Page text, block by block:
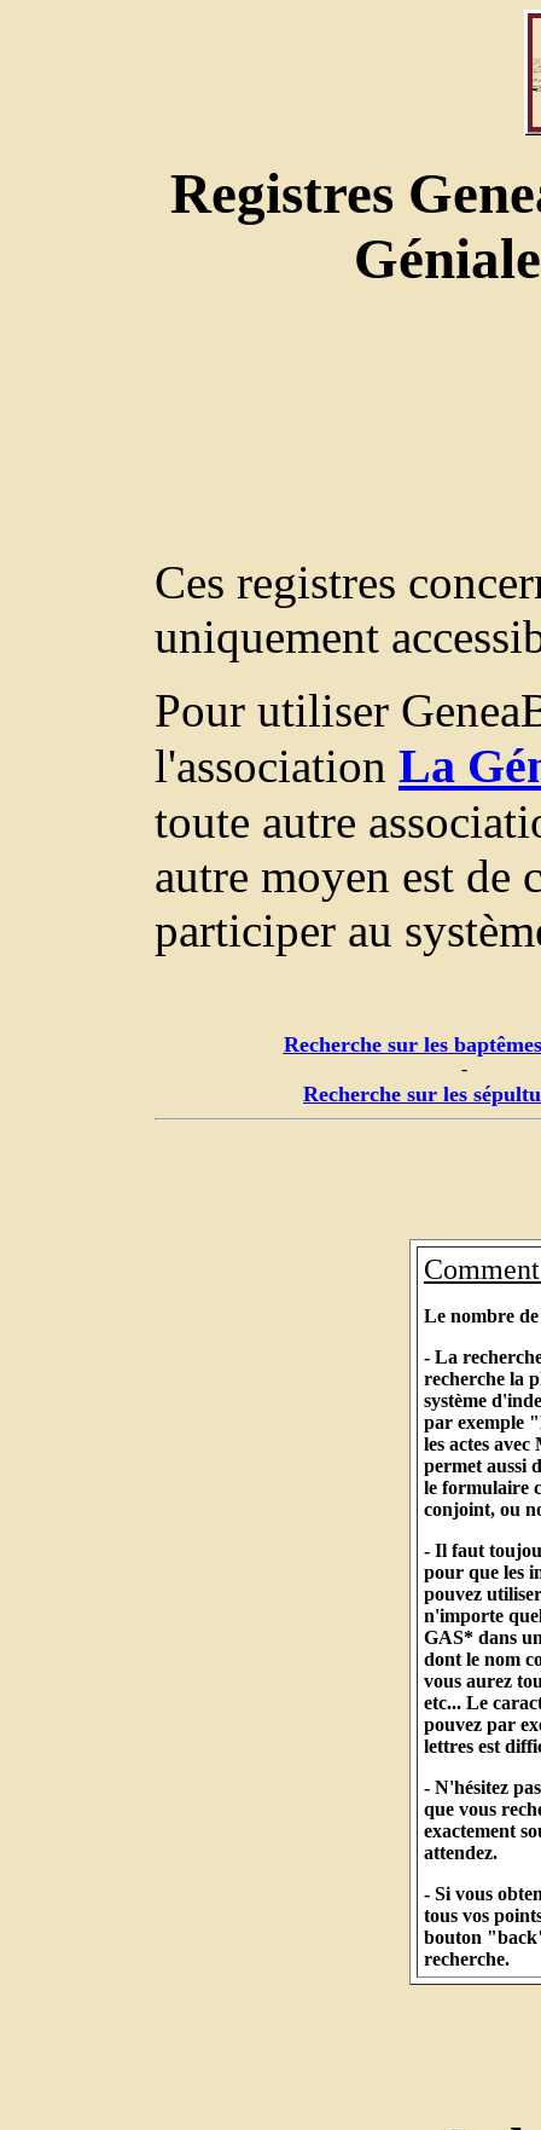
Registres
Ces registres
uniquement
Pour utiliser
l'association La
toute autre
autre moyen est de
participer au
Recherche sur les
-
Recherche sur les
Le nombre de
- La
recherche la
système
par exemple
les actes
permet aussi
le formulaire
conjoint, ou
- Il faut
pour que les
pouvez
n'importe
GAS* dans
dont le nom
vous aurez
etc... Le
pouvez par
lettres est
- N'hésitez
que vous
exactement
attendez.
- Si vous
tous vos
bouton
recherche.